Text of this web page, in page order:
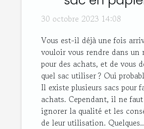
30 octobre 2023 14:08
Vous est-il déjà une fois
vouloir vous rendre dans un
pour des achats, et de vous
quel sac utiliser ? Oui
Il existe plusieurs sacs pour
achats. Cependant, il ne
ignorer la qualité et les
de leur utilisation.